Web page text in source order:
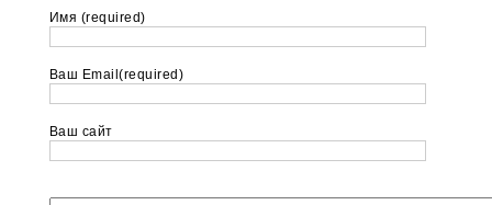
Имя (required)
Ваш Email(required)
Ваш сайт